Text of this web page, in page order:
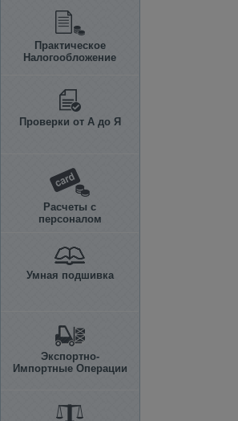
Практическое
Налогообложение
Проверки от А до Я
Расчеты с
персоналом
Умная подшивка
Экспортно-
Импортные Операции